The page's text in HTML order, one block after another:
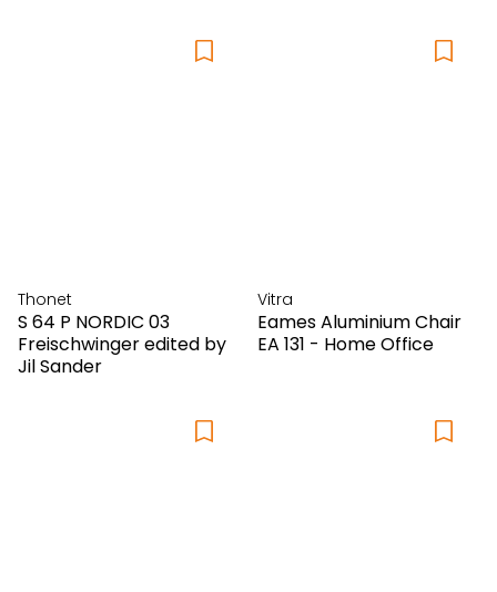
Thonet
S 64 P NORDIC 03
Freischwinger edited by
Jil Sander
Vitra
Eames Aluminium Chair
EA 131 - Home Office